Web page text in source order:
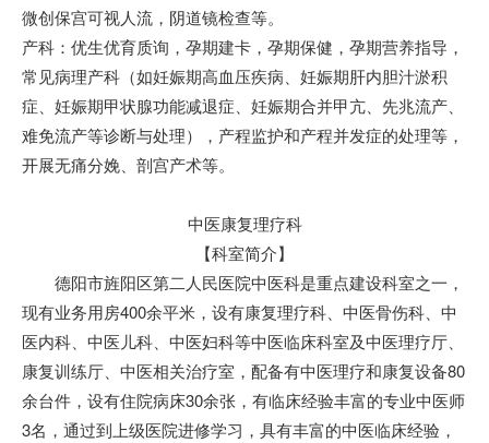
微创保宫可视人流，阴道镜检查等。
产科：优生优育质询，孕期建卡，孕期保健，孕期营养指导，
常见病理产科（如妊娠期高血压疾病、妊娠期肝内胆汁淤积
症、妊娠期甲状腺功能减退症、妊娠期合并甲亢、先兆流产、
难免流产等诊断与处理），产程监护和产程并发症的处理等，
开展无痛分娩、剖宫产术等。
中医康复理疗科
【科室简介】
德阳市旌阳区第二人民医院中医科是重点建设科室之一，
现有业务用房400余平米，设有康复理疗科、中医骨伤科、中
医内科、中医儿科、中医妇科等中医临床科室及中医理疗厅、
康复训练厅、中医相关治疗室，配备有中医理疗和康复设备80
余台件，设有住院病床30余张，有临床经验丰富的专业中医师
3名，通过到上级医院进修学习，具有丰富的中医临床经验，